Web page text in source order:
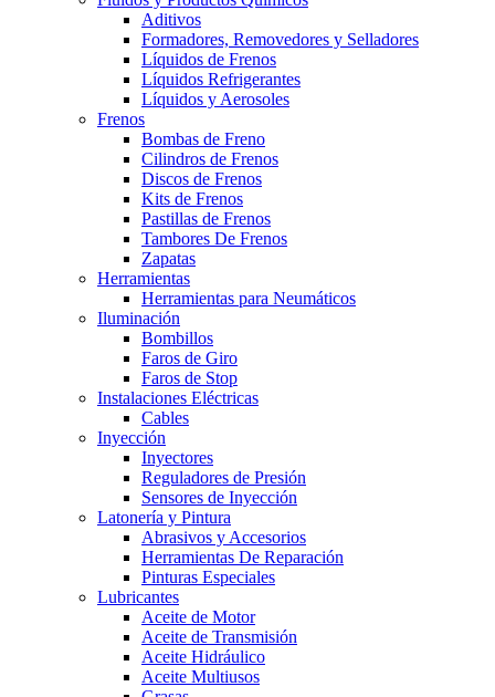
Aditivos
Formadores, Removedores y Selladores
Líquidos de Frenos
Líquidos Refrigerantes
Líquidos y Aerosoles
Frenos
Bombas de Freno
Cilindros de Frenos
Discos de Frenos
Kits de Frenos
Pastillas de Frenos
Tambores De Frenos
Zapatas
Herramientas
Herramientas para Neumáticos
Iluminación
Bombillos
Faros de Giro
Faros de Stop
Instalaciones Eléctricas
Cables
Inyección
Inyectores
Reguladores de Presión
Sensores de Inyección
Latonería y Pintura
Abrasivos y Accesorios
Herramientas De Reparación
Pinturas Especiales
Lubricantes
Aceite de Motor
Aceite de Transmisión
Aceite Hidráulico
Aceite Multiusos